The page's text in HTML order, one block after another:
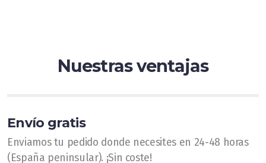
Nuestras ventajas
Envío gratis
Enviamos tu pedido donde necesites en 24-48 horas
(España peninsular). ¡Sin coste!
Vídeos